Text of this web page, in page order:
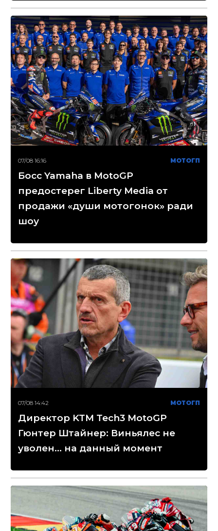
07/08 16:16 МОТОГП
Босс Yamaha в MotoGP
предостерег Liberty Media от
продажи «души мотогонок» ради
шоу
07/08 14:42 МОТОГП
Директор KTM Tech3 MotoGP
Гюнтер Штайнер: Виньялес не
уволен... на данный момент